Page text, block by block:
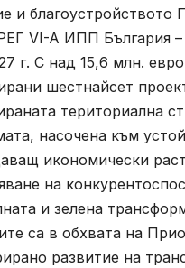
и благоустройството
VI-A ИПП България –
г. С над 15,6 млн.
шестнайсет
териториална
насочена към
икономически
на
и зелена
са в обхвата на
развитие на